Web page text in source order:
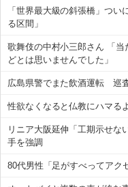
「世界最大級の斜張橋」つ
る区間」
歌舞伎の中村小三郎さん 「
どとは思いませんでした」
広島県警でまた飲酒運転 巡
性欲なくなると仏教にハマる
リニア大阪延伸「工期示せ
手を強調
80代男性「足がすべってアク